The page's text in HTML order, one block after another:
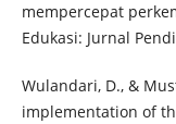
mempercepat
Edukasi: Jurnal
Wulandari, D., &
implementation of